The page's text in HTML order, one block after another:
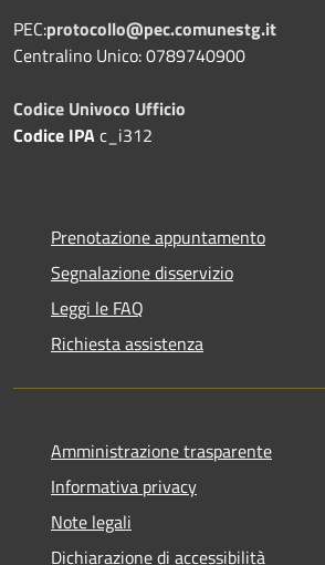
PEC:protocollo@pec.comunestg.it
Centralino Unico: 0789740900
Codice Univoco Ufficio
Codice IPAc_i312
Prenotazione appuntamento
Segnalazione disservizio
Leggi le FAQ
Richiesta assistenza
Amministrazione trasparente
Informativa privacy
Note legali
Dichiarazione di accessibilità